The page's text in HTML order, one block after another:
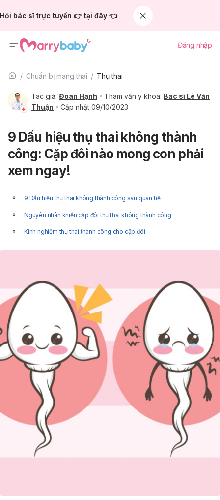
Hỏi bác sĩ trực tuyến 👉 tại đây 👈
Đăng nhập
Chuẩn bị mang thai Thụ thai
Tác giả: Đoàn Hạnh Tham vấn y khoa: Bác sĩ Lê Văn
Thuận
Cập nhật 09/10/2023
9 Dấu hiệu thụ thai không thành
công: Cặp đôi nào mong con phải
xem ngay!
9 Dấu hiệu thụ thai không thành công sau quan hệ
Nguyên nhân khiến cặp đôi thụ thai không thành công
Kinh nghiệm thụ thai thành công cho cặp đôi